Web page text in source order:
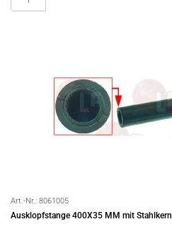
Art.-Nr.: 8061005
Ausklopfstange 400X35 MM mit Stahlkern